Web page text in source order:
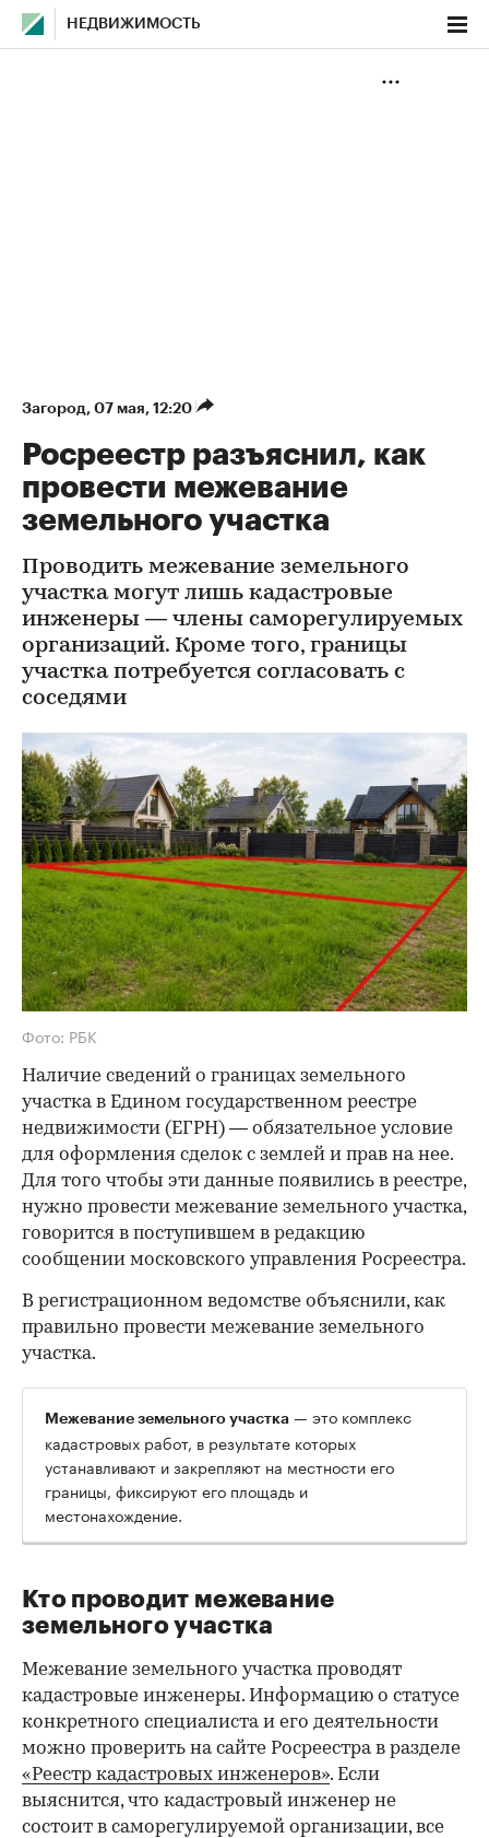
НЕДВИЖИМОСТЬ
Загород⁠, 07 мая, 12:20
Росреестр разъяснил, как
провести межевание
земельного участка
Проводить межевание земельного
участка могут лишь кадастровые
инженеры — члены саморегулируемых
организаций. Кроме того, границы
участка потребуется согласовать с
соседями
Фото: РБК
Наличие сведений о границах земельного
участка в Едином государственном реестре
недвижимости (ЕГРН) — обязательное условие
для оформления сделок с землей и прав на нее.
Для того чтобы эти данные появились в реестре,
нужно провести межевание земельного участка,
говорится в поступившем в редакцию
сообщении московского управления Росреестра.
В регистрационном ведомстве объяснили, как
правильно провести межевание земельного
участка.
Межевание земельного участка — это комплекс
кадастровых работ, в результате которых
устанавливают и закрепляют на местности его
границы, фиксируют его площадь и
местонахождение.
Кто проводит межевание
земельного участка
Межевание земельного участка проводят
кадастровые инженеры. Информацию о статусе
конкретного специалиста и его деятельности
можно проверить на сайте Росреестра в разделе
«Реестр кадастровых инженеров». Если
выяснится, что кадастровый инженер не
состоит в саморегулируемой организации, все